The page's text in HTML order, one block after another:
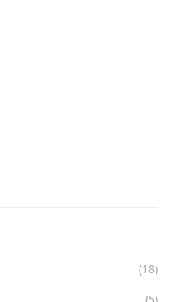
(18)